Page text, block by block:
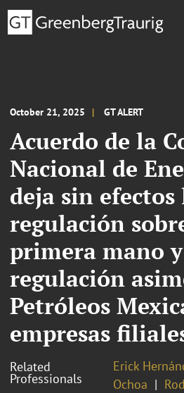
October 21, 2025 GT ALERT
Acuerdo de la
Nacional de
deja sin efectos
regulación
primera mano
regulación
Petróleos
empresas
Related
Professionals
Erick
Ochoa